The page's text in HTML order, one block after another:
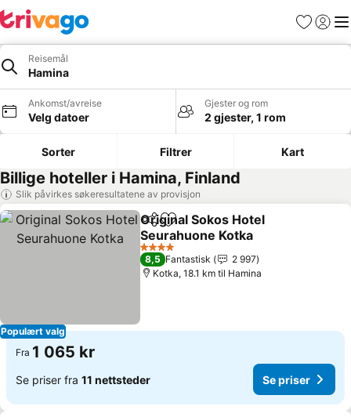
Favoritter
Logg
Reisemål
Hamina
Ankomst/avreise
Velg datoer
Gjester og rom
2 gjester, 1 rom
Sorter Filtrer Kart
Billige hoteller i Hamina, Finland
Slik påvirkes søkeresultatene av provisjon
Populært valg
Del Legg til i favoritter
Original Sokos Hotel
Seurahuone Kotka
4 Stjerner
8,5 Fantastisk
2 997
Kotka, 18.1 km til Hamina
Fra 1 065 kr
Se priser fra 11 nettsteder Se priser